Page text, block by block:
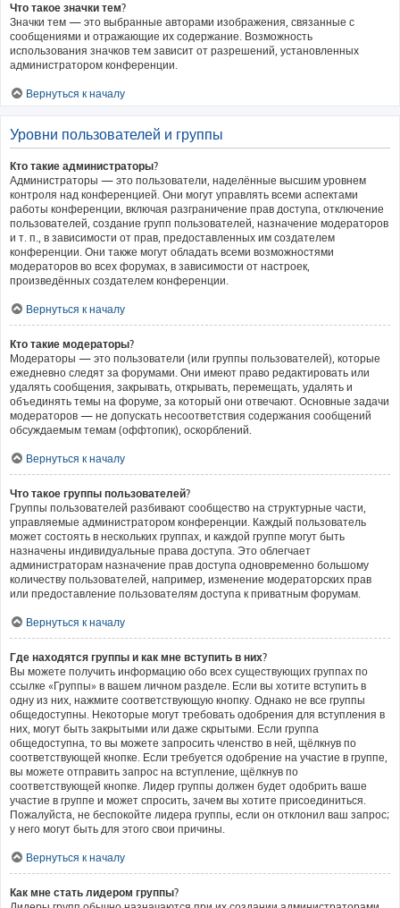
Что такое значки тем?
Значки тем — это выбранные авторами изображения, связанные с
сообщениями и отражающие их содержание. Возможность
использования значков тем зависит от разрешений, установленных
администратором конференции.
Вернуться к началу
Уровни пользователей и группы
Кто такие администраторы?
Администраторы — это пользователи, наделённые высшим уровнем
контроля над конференцией. Они могут управлять всеми аспектами
работы конференции, включая разграничение прав доступа, отключение
пользователей, создание групп пользователей, назначение модераторов
и т. п., в зависимости от прав, предоставленных им создателем
конференции. Они также могут обладать всеми возможностями
модераторов во всех форумах, в зависимости от настроек,
произведённых создателем конференции.
Вернуться к началу
Кто такие модераторы?
Модераторы — это пользователи (или группы пользователей), которые
ежедневно следят за форумами. Они имеют право редактировать или
удалять сообщения, закрывать, открывать, перемещать, удалять и
объединять темы на форуме, за который они отвечают. Основные задачи
модераторов — не допускать несоответствия содержания сообщений
обсуждаемым темам (оффтопик), оскорблений.
Вернуться к началу
Что такое группы пользователей?
Группы пользователей разбивают сообщество на структурные части,
управляемые администратором конференции. Каждый пользователь
может состоять в нескольких группах, и каждой группе могут быть
назначены индивидуальные права доступа. Это облегчает
администраторам назначение прав доступа одновременно большому
количеству пользователей, например, изменение модераторских прав
или предоставление пользователям доступа к приватным форумам.
Вернуться к началу
Где находятся группы и как мне вступить в них?
Вы можете получить информацию обо всех существующих группах по
ссылке «Группы» в вашем личном разделе. Если вы хотите вступить в
одну из них, нажмите соответствующую кнопку. Однако не все группы
общедоступны. Некоторые могут требовать одобрения для вступления в
них, могут быть закрытыми или даже скрытыми. Если группа
общедоступна, то вы можете запросить членство в ней, щёлкнув по
соответствующей кнопке. Если требуется одобрение на участие в группе,
вы можете отправить запрос на вступление, щёлкнув по
соответствующей кнопке. Лидер группы должен будет одобрить ваше
участие в группе и может спросить, зачем вы хотите присоединиться.
Пожалуйста, не беспокойте лидера группы, если он отклонил ваш запрос;
у него могут быть для этого свои причины.
Вернуться к началу
Как мне стать лидером группы?